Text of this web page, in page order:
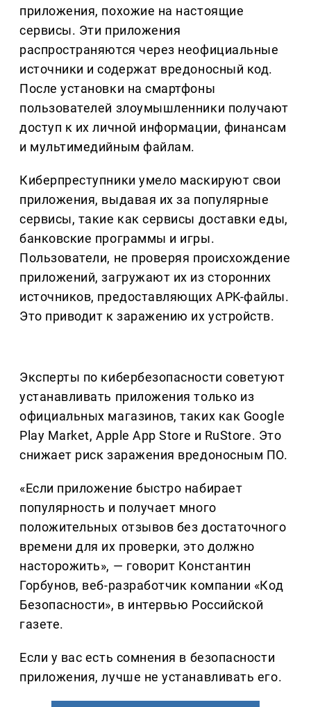
приложения, похожие на настоящие
сервисы. Эти приложения
распространяются через неофициальные
источники и содержат вредоносный код.
После установки на смартфоны
пользователей злоумышленники получают
доступ к их личной информации, финансам
и мультимедийным файлам.
Киберпреступники умело маскируют свои
приложения, выдавая их за популярные
сервисы, такие как сервисы доставки еды,
банковские программы и игры.
Пользователи, не проверяя происхождение
приложений, загружают их из сторонних
источников, предоставляющих APK-файлы.
Это приводит к заражению их устройств.
Эксперты по кибербезопасности советуют
устанавливать приложения только из
официальных магазинов, таких как Google
Play Market, Apple App Store и RuStore. Это
снижает риск заражения вредоносным ПО.
«Если приложение быстро набирает
популярность и получает много
положительных отзывов без достаточного
времени для их проверки, это должно
насторожить», — говорит Константин
Горбунов, веб-разработчик компании «Код
Безопасности», в интервью Российской
газете.
Если у вас есть сомнения в безопасности
приложения, лучше не устанавливать его.